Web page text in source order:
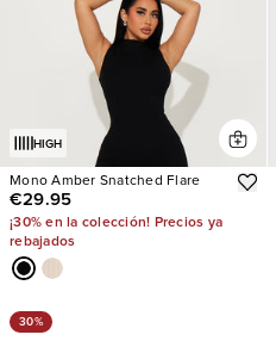
HIGH
Mono Amber Snatched Flare
€29.95
¡30% en la colección! Precios ya
rebajados
30%